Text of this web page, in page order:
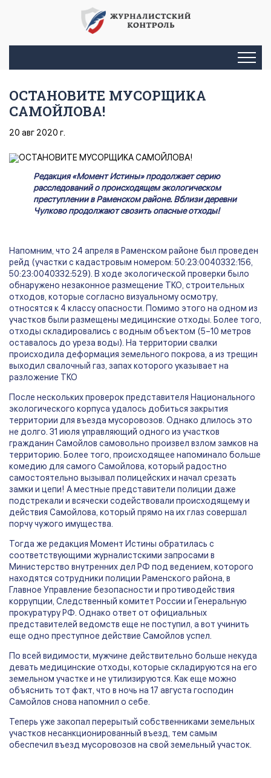
ОСТАНОВИТЕ МУСОРЩИКА
САМОЙЛОВА!
20 авг 2020 г.
Редакция «Момент Истины» продолжает серию
расследований о происходящем экологическом
преступлении в Раменском районе. Вблизи деревни
Чулково продолжают свозить опасные отходы!
Напомним, что 24 апреля в Раменском районе был проведен
рейд (участки с кадастровым номером: 50:23:0040332:156,
50:23:0040332:529). В ходе экологической проверки было
обнаружено незаконное размещение ТКО, строительных
отходов, которые согласно визуальному осмотру,
относятся к 4 классу опасности. Помимо этого на одном из
участков были размещены медицинские отходы. Более того,
отходы складировались с водным объектом (5–10 метров
оставалось до уреза воды). На территории свалки
происходила деформация земельного покрова, а из трещин
выходил свалочный газ, запах которого указывает на
разложение ТКО
После нескольких проверок представителя Национального
экологического корпуса удалось добиться закрытия
территории для въезда мусоровозов. Однако длилось это
не долго. 31 июля управляющий одного из участков
гражданин Самойлов самовольно произвел взлом замков на
территорию. Более того, происходящее напоминало больше
комедию для самого Самойлова, который радостно
самостоятельно вызывал полицейских и начал срезать
замки и цепи! А местные представители полиции даже
подстрекали и всячески содействовали происходящему и
действия Самойлова, который прямо на их глаз совершал
порчу чужого имущества.
Тогда же редакция Момент Истины обратилась с
соответствующими журналистскими запросами в
Министерство внутренних дел РФ под ведением, которого
находятся сотрудники полиции Раменского района, в
Главное Управление безопасности и противодействия
коррупции, Следственный комитет России и Генеральную
прокуратуру РФ. Однако ответ от официальных
представителей ведомств еще не поступил, а вот учинить
еще одно преступное действие Самойлов успел.
По всей видимости, мужчине действительно больше некуда
девать медицинские отходы, которые складируются на его
земельном участке и не утилизируются. Как еще можно
объяснить тот факт, что в ночь на 17 августа господин
Самойлов снова напомнил о себе.
Теперь уже закопал перерытый собственниками земельных
участков несанкционированный въезд, тем самым
обеспечил въезд мусоровозов на свой земельный участок.